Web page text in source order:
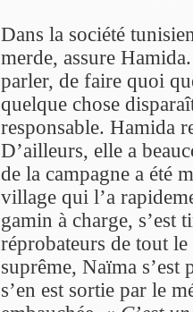
Dans la société
merde, assure
parler, de faire quoi
quelque chose
responsable. Hamida
D’ailleurs, elle a
de la campagne a été
village qui l’a
gamin à charge, s’est
réprobateurs de tout
suprême, Naïma s’est
s’en est sortie par le